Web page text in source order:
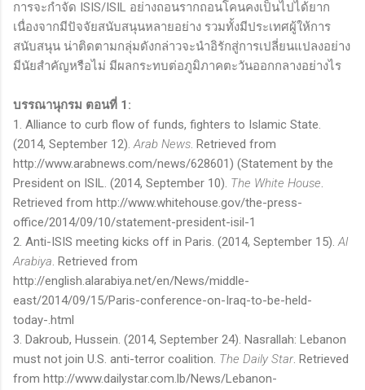
การจะกำจัด ISIS/ISIL อย่างถอนรากถอนโคนคงเป็นไปได้ยาก
เนื่องจากมีปัจจัยสนับสนุนหลายอย่าง รวมทั้งมีประเทศผู้ให้การ
สนับสนุน น่าติดตามกลุ่มดังกล่าวจะนำอิรักสู่การเปลี่ยนแปลงอย่าง
มีนัยสำคัญหรือไม่ มีผลกระทบต่อภูมิภาคตะวันออกกลางอย่างไร
บรรณานุกรม ตอนที่ 1:
1. Alliance to curb flow of funds, fighters to Islamic State.
(2014, September 12).Arab News. Retrieved from
http://www.arabnews.com/news/628601) (Statement by the
President on ISIL. (2014, September 10). The White House.
Retrieved from http://www.whitehouse.gov/the-press-
office/2014/09/10/statement-president-isil-1
2. Anti-ISIS meeting kicks off in Paris. (2014, September 15).Al
Arabiya. Retrieved from
http://english.alarabiya.net/en/News/middle-
east/2014/09/15/Paris-conference-on-Iraq-to-be-held-
today-.html
3. Dakroub, Hussein. (2014, September 24). Nasrallah: Lebanon
must not join U.S. anti-terror coalition. The Daily Star. Retrieved
from http://www.dailystar.com.lb/News/Lebanon-